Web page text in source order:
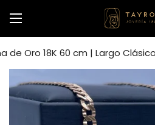
de Oro 18K 60 cm | Largo